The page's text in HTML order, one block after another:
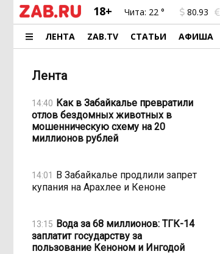
18+ Чита: 22 ° 80.93
ЛЕНТА ZAB.TV СТАТЬИ АФИША
Лента
14:40 Как в Забайкалье превратили
отлов бездомных животных в
мошенническую схему на 20
миллионов рублей
14:01 В Забайкалье продлили запрет
купания на Арахлее и Кеноне
13:15 Вода за 68 миллионов: ТГК-14
заплатит государству за
пользование Кеноном и Ингодой